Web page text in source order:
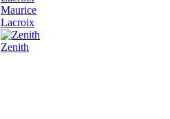
Maurice
Lacroix
Zenith